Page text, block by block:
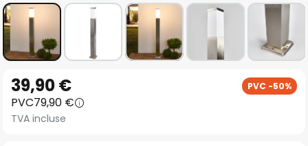
to
the
beginning
39,90 € PVC -50%
PVC79,90 €
TVA incluse